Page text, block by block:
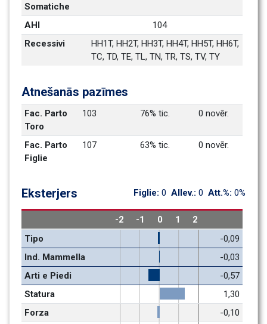
Somatiche
AHI
104
Recessivi
HH1T, HH2T, HH3T, HH4T, HH5T, HH6T,
TC, TD, TE, TL, TN, TR, TS, TV, TY
Atnešanās pazīmes
Fac. Parto
Toro
103 76% tic. 0 novēr.
Fac. Parto
Figlie
107 63% tic. 0 novēr.
Eksterjers Figlie: 0 Allev.: 0 Att.%: 0%
-2 -1 0 1
2
Tipo
-0,09
Ind. Mammella
-0,03
Arti e Piedi
-0,57
Statura
1,30
Forza
-0,10